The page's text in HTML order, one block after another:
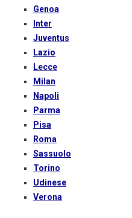
Genoa
Inter
Juventus
Lazio
Lecce
Milan
Napoli
Parma
Pisa
Roma
Sassuolo
Torino
Udinese
Verona